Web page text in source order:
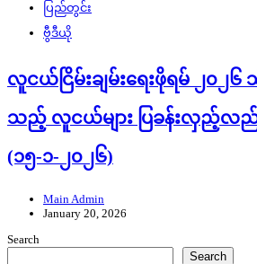
ပြည်တွင်း
ဗွီဒီယို
လူငယ်ငြိမ်းချမ်းရေးဖိုရမ် ၂၀
သည့် လူငယ်များ ပြခန်းလှည့်လည်
(၁၅-၁-၂၀၂၆)
Main Admin
January 20, 2026
Search
Search